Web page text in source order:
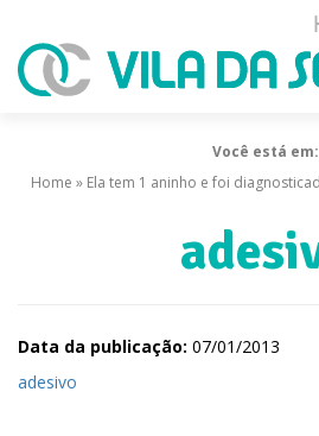
Você está em:
Home » Ela tem 1 aninho e foi
Data da publicação: 07/01/2013
adesivo